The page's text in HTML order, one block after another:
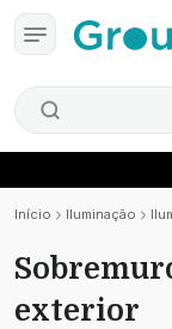
Início Iluminação
exterior